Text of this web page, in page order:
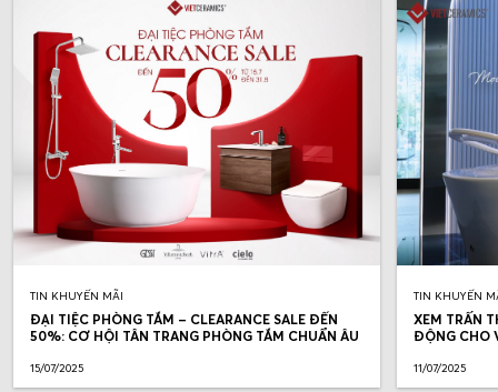
TIN KHUYẾN MÃI
ĐẠI TIỆC PHÒNG TẮM – CLEARANCE SALE ĐẾN
50%: CƠ HỘI TÂN TRANG PHÒNG TẮM CHUẨN ÂU
15/07/2025
TIN KHUYẾN
XEM TRẤN
ĐỘNG CHO
11/07/2025